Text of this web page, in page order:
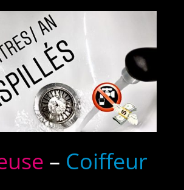
– Coiffeur